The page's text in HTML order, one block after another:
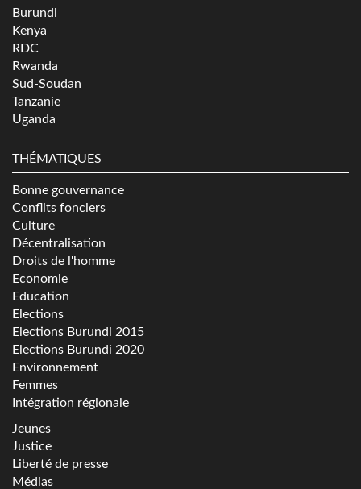
Burundi
Kenya
RDC
Rwanda
Sud-Soudan
Tanzanie
Uganda
THÉMATIQUES
Bonne gouvernance
Conflits fonciers
Culture
Décentralisation
Droits de l'homme
Economie
Education
Elections
Elections Burundi 2015
Elections Burundi 2020
Environnement
Femmes
Intégration régionale
Jeunes
Justice
Liberté de presse
Médias